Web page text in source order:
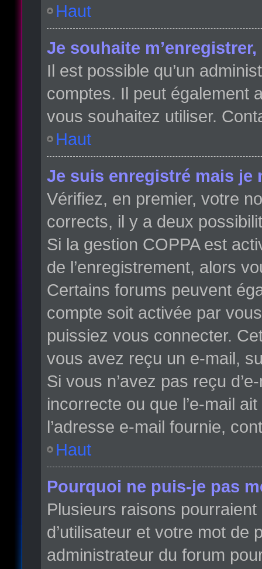
Haut
Je souhaite
Il est possible qu’un
comptes. Il peut également
vous souhaitez utiliser.
Haut
Je suis enregistré mais je
Vérifiez, en premier, votre
corrects, il y a deux
Si la gestion COPPA est
de l’enregistrement, alors
Certains forums peuvent
compte soit activée par
puissiez vous connecter.
vous avez reçu un e-mail,
Si vous n’avez pas reçu
incorrecte ou que l’e-mail
l’adresse e-mail fournie,
Haut
Pourquoi ne puis-je pas
Plusieurs raisons
d’utilisateur et votre mot de
administrateur du forum